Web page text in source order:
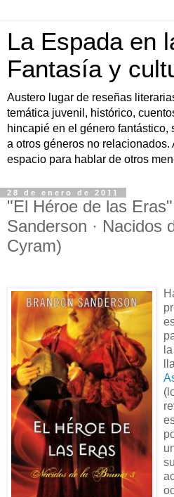
La Espada en
Fantasía y
Austero lugar de reseñas
temática juvenil, histórico,
hincapié en el género
a otros géneros no relacionados.
espacio para hablar de otros
28 de enero de 2011
"El Héroe de las
Sanderson · Nacidos
Cyram)